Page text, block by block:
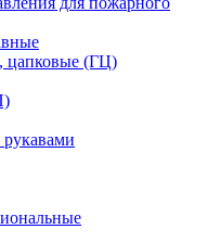
цапковые (ГЦ)
рукавами